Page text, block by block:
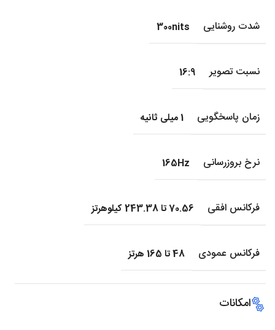
شدت روشنایی 300nits
نسبت تصویر 16:9
زمان پاسخگویی 1 میلی ثانیه
نرخ بروزرسانی 165Hz
فرکانس افقی 70.56 تا 243.38 کیلوهرتز
فرکانس عمودی 48 تا 165 هرتز
امکانات